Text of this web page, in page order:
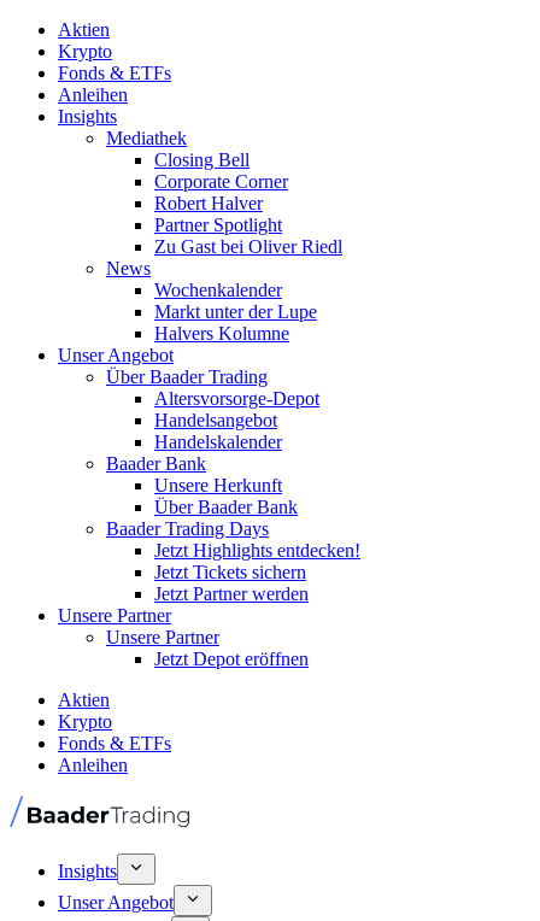
Aktien
Krypto
Fonds & ETFs
Anleihen
Insights
Mediathek
Closing Bell
Corporate Corner
Robert Halver
Partner Spotlight
Zu Gast bei Oliver Riedl
News
Wochenkalender
Markt unter der Lupe
Halvers Kolumne
Unser Angebot
Über Baader Trading
Altersvorsorge-Depot
Handelsangebot
Handelskalender
Baader Bank
Unsere Herkunft
Über Baader Bank
Baader Trading Days
Jetzt Highlights entdecken!
Jetzt Tickets sichern
Jetzt Partner werden
Unsere Partner
Unsere Partner
Jetzt Depot eröffnen
Aktien
Krypto
Fonds & ETFs
Anleihen
Insights
Unser Angebot